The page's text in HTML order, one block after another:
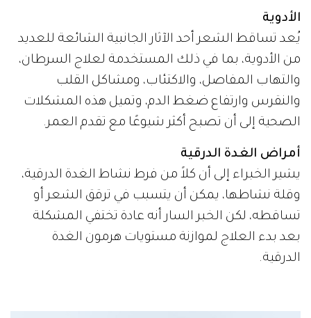
الأدوية
يُعد تساقط الشعر أحد الآثار الجانبية الشائعة للعديد
من الأدوية، بما في ذلك المستخدمة لعلاج السرطان،
والتهاب المفاصل، والاكتئاب، ومشاكل القلب
والنقرس وارتفاع ضغط الدم، وتميل هذه المشكلات
الصحية إلى أن تصبح أكثر شيوعًا مع تقدم العمر.
أمراض الغدة الدرقية
يشير الخبراء إلى أن كلاً من فرط نشاط الغدة الدرقية،
وقلة نشاطها، يمكن أن يتسبب في ترقق الشعر أو
تساقطه، لكن الخبر السار أنه عادة تختفي المشكلة
بعد بدء العلاج لموازنة مستويات هرمون الغدة
الدرقية.